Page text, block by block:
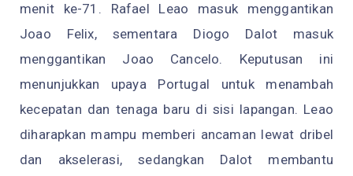
menit ke-71. Rafael Leao masuk menggantikan
Joao Felix, sementara Diogo Dalot masuk
menggantikan Joao Cancelo. Keputusan ini
menunjukkan upaya Portugal untuk menambah
kecepatan dan tenaga baru di sisi lapangan. Leao
diharapkan mampu memberi ancaman lewat dribel
dan akselerasi, sedangkan Dalot membantu